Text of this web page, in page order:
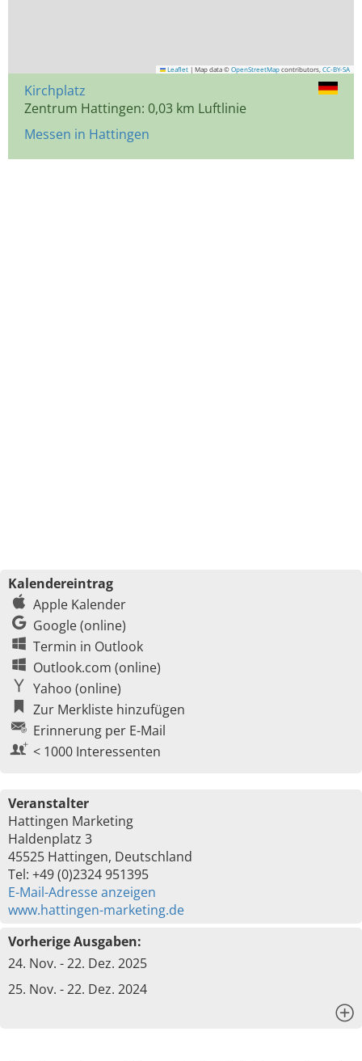
Leaflet | Map data © OpenStreetMap contributors, CC-BY-SA
Kirchplatz
Zentrum Hattingen: 0,03 km Luftlinie
Messen in Hattingen
Kalendereintrag
Apple Kalender
Google (online)
Termin in Outlook
Outlook.com (online)
Yahoo (online)
Zur Merkliste hinzufügen
Erinnerung per E-Mail
< 1000 Interessenten
Veranstalter
Hattingen Marketing
Haldenplatz 3
45525 Hattingen, Deutschland
Tel: +49 (0)2324 951395
E-Mail-Adresse anzeigen
www.hattingen-marketing.de
Vorherige Ausgaben:
24. Nov. - 22. Dez. 2025
25. Nov. - 22. Dez. 2024